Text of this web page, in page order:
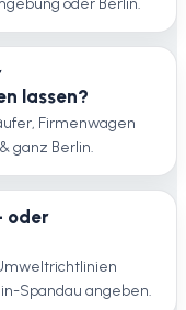
lassen?
Firmenwagen
ganz Berlin.
oder
Spandau angeben.